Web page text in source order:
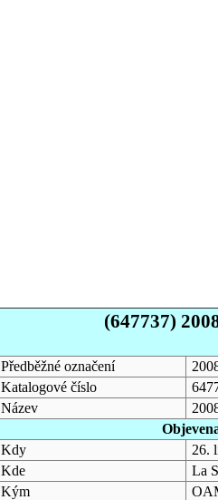
(647737)
Předběžné označení
Katalogové číslo
Název
Kdy
26.
Kde
La
Kým